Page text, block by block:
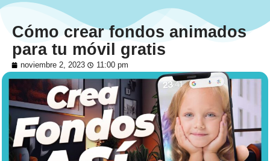
Cómo crear fondos animados
para tu móvil gratis
noviembre 2, 2023 11:00 pm